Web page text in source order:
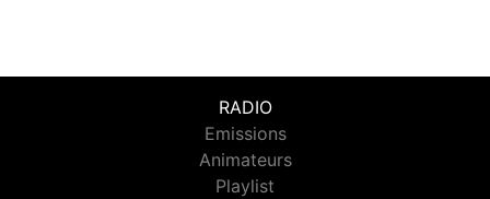
RADIO
Emissions
Animateurs
Playlist